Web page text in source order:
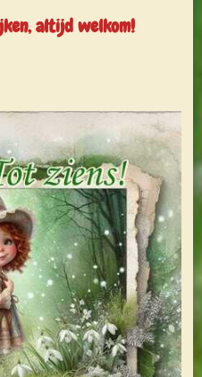
altijd welkom!